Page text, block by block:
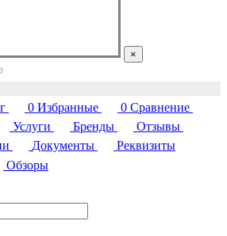
×
0 Избранные 0 Сравнение
Услуги Бренды
Отзывы
Документы Реквизиты
Обзоры